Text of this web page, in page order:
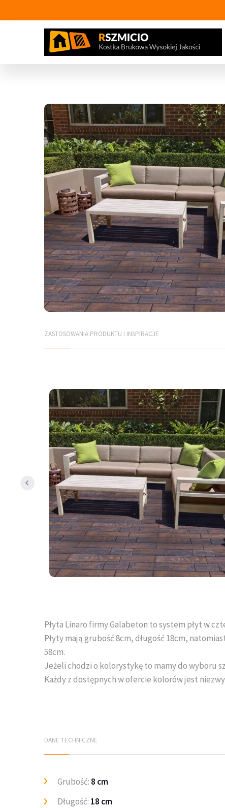
ZASTOSOWANIA PRODUKTU I INSPIRACJE
Płyta Linaro firmy Galabeton to system płyt w
Płyty mają grubość 8cm, długość 18cm,
58cm.
Jeżeli chodzi o kolorystykę to mamy do wyboru
Każdy z dostępnych w ofercie kolorów jest
DANE TECHNICZNE
Grubość: 8 cm
Długość: 18 cm